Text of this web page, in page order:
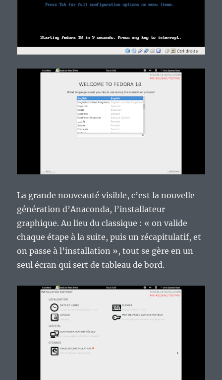
La grande nouveauté visible, c’est la nouvelle
génération d’Anaconda, l’installateur
graphique. Au lieu du classique : « on valide
chaque étape à la suite, puis un récapitulatif, et
on passe à l’installation », tout se gère en un
seul écran qui sert de tableau de bord.